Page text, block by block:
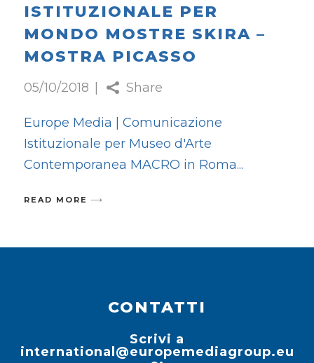
ISTITUZIONALE PER
MONDO MOSTRE SKIRA –
MOSTRA PICASSO
05/10/2018 Share
Europe Media | Comunicazione
Istituzionale per Museo d'Arte
Contemporanea MACRO in Roma
READ MORE
CONTATTI
Scrivi a
international@europemediagroup.eu